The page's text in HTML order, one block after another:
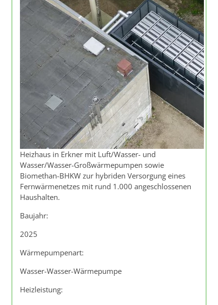
Heizhaus in Erkner mit Luft/Wasser- und
Wasser/Wasser-Großwärmepumpen sowie
Biomethan-BHKW zur hybriden Versorgung eines
Fernwärmenetzes mit rund 1.000 angeschlossenen
Haushalten.
Baujahr:
2025
Wärmepumpenart:
Wasser-Wasser-Wärmepumpe
Heizleistung: